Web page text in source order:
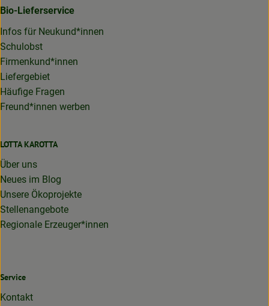
Bio-Lieferservice
Infos für Neukund*innen
Schulobst
Firmenkund*innen
Liefergebiet
Häufige Fragen
Freund*innen werben
LOTTA KAROTTA
Über uns
Neues im Blog
Unsere Ökoprojekte
Stellenangebote
Regionale Erzeuger*innen
Service
Kontakt